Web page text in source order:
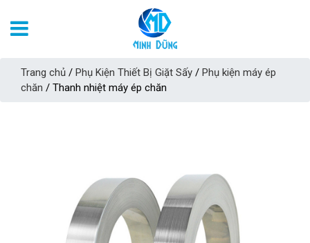
Trang chủ / Phụ Kiện Thiết Bị Giặt Sấy / Phụ kiện máy ép
chăn / Thanh nhiệt máy ép chăn